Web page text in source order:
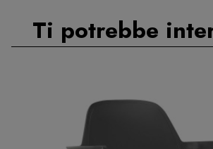
Ti potrebbe